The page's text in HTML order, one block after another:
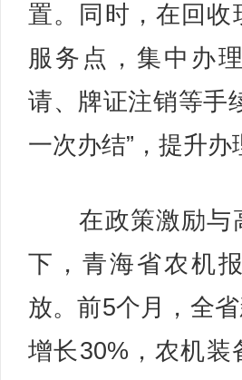
置。同时，在回
服务点，集中办
请、牌证注销等手
一次办结”，提升办
在政策激励与
下，青海省农机
放。前5个月，全
增长30%，农机装